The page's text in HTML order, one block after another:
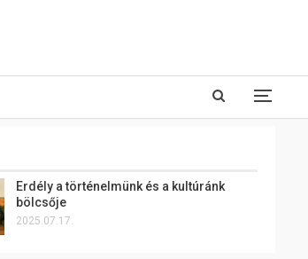
Erdély a történelmünk és a kultúránk
bölcsője
2025.07.17.